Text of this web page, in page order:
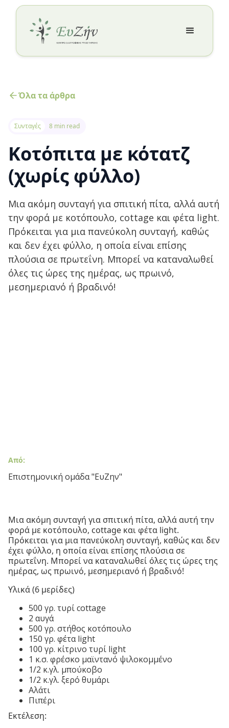
Όλα τα άρθρα
Συνταγές 8 min read
Κοτόπιτα με κότατζ
(χωρίς φύλλο)
Μια ακόμη συνταγή για σπιτική πίτα, αλλά αυτή
την φορά με κοτόπουλο, cottage και φέτα light.
Πρόκειται για μια πανεύκολη συνταγή, καθώς
και δεν έχει φύλλο, η οποία είναι επίσης
πλούσια σε πρωτεΐνη. Μπορεί να καταναλωθεί
όλες τις ώρες της ημέρας, ως πρωινό,
μεσημεριανό ή βραδινό!
Από:
Επιστημονική ομάδα "ΕυΖην"
Μια ακόμη συνταγή για σπιτική πίτα, αλλά αυτή την
φορά με κοτόπουλο, cottage και φέτα light.
Πρόκειται για μια πανεύκολη συνταγή, καθώς και δεν
έχει φύλλο, η οποία είναι επίσης πλούσια σε
πρωτεΐνη. Μπορεί να καταναλωθεί όλες τις ώρες της
ημέρας, ως πρωινό, μεσημεριανό ή βραδινό!
Υλικά (6 μερίδες)
500 γρ. τυρί cottage
2 αυγά
500 γρ. στήθος κοτόπουλο
150 γρ. φέτα light
100 γρ. κίτρινο τυρί light
1 κ.σ. φρέσκο μαϊντανό ψιλοκομμένο
1/2 κ.γλ. μπούκοβο
1/2 κ.γλ. ξερό θυμάρι
Αλάτι
Πιπέρι
Εκτέλεση: